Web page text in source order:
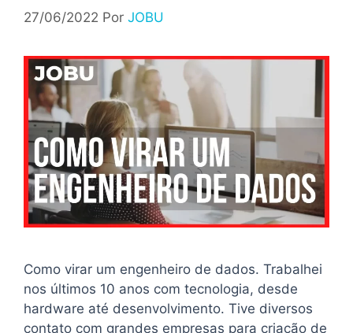
27/06/2022 Por JOBU
Como virar um engenheiro de dados. Trabalhei
nos últimos 10 anos com tecnologia, desde
hardware até desenvolvimento. Tive diversos
contato com grandes empresas para criação de